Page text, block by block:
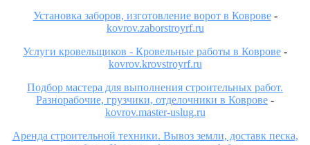
Установка заборов, изготовление ворот в Коврове-
kovrov.zaborstroyrf.ru
Услуги кровельщиков - Кровельные работы в Коврове -
kovrov.krovstroyrf.ru
Подбор мастера для выполнения строительных работ.
Разнорабочие, грузчики, отделочники в Коврове -
kovrov.master-uslug.ru
Аренда строительной техники. Вывоз земли, доставк песка,